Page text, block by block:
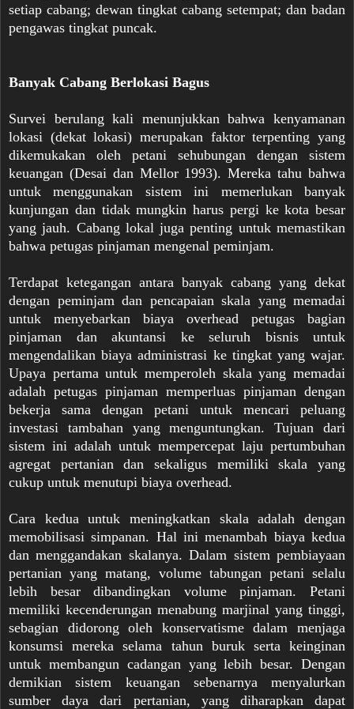
setiap cabang; dewan tingkat cabang setempat; dan badan
pengawas tingkat puncak.
Banyak Cabang Berlokasi Bagus
Survei berulang kali menunjukkan bahwa kenyamanan
lokasi (dekat lokasi) merupakan faktor terpenting yang
dikemukakan oleh petani sehubungan dengan sistem
keuangan (Desai dan Mellor 1993). Mereka tahu bahwa
untuk menggunakan sistem ini memerlukan banyak
kunjungan dan tidak mungkin harus pergi ke kota besar
yang jauh. Cabang lokal juga penting untuk memastikan
bahwa petugas pinjaman mengenal peminjam.
Terdapat ketegangan antara banyak cabang yang dekat
dengan peminjam dan pencapaian skala yang memadai
untuk menyebarkan biaya overhead petugas bagian
pinjaman dan akuntansi ke seluruh bisnis untuk
mengendalikan biaya administrasi ke tingkat yang wajar.
Upaya pertama untuk memperoleh skala yang memadai
adalah petugas pinjaman memperluas pinjaman dengan
bekerja sama dengan petani untuk mencari peluang
investasi tambahan yang menguntungkan. Tujuan dari
sistem ini adalah untuk mempercepat laju pertumbuhan
agregat pertanian dan sekaligus memiliki skala yang
cukup untuk menutupi biaya overhead.
Cara kedua untuk meningkatkan skala adalah dengan
memobilisasi simpanan. Hal ini menambah biaya kedua
dan menggandakan skalanya. Dalam sistem pembiayaan
pertanian yang matang, volume tabungan petani selalu
lebih besar dibandingkan volume pinjaman. Petani
memiliki kecenderungan menabung marjinal yang tinggi,
sebagian didorong oleh konservatisme dalam menjaga
konsumsi mereka selama tahun buruk serta keinginan
untuk membangun cadangan yang lebih besar. Dengan
demikian sistem keuangan sebenarnya menyalurkan
sumber daya dari pertanian, yang diharapkan dapat